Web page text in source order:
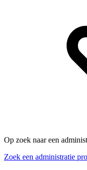
Op zoek naar een
Zoek een administratie